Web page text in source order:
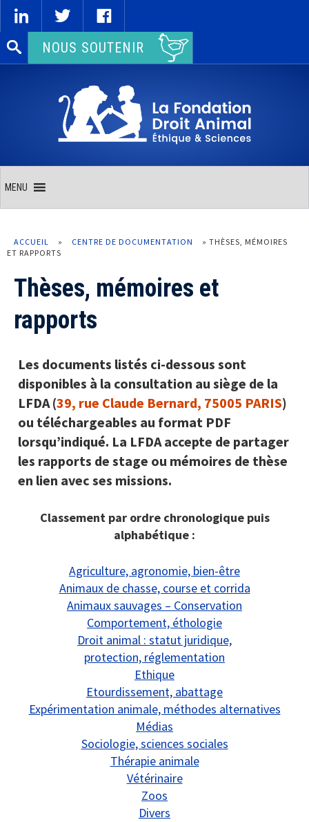
Rechercher :NOUS SOUTENIR
MENU
ACCUEIL » CENTRE DE DOCUMENTATION » THÈSES, MÉMOIRES
ET RAPPORTS
Thèses, mémoires et
rapports
Les documents listés ci-dessous sont
disponibles à la consultation au siège de la
LFDA (39, rue Claude Bernard, 75005 PARIS)
ou téléchargeables au format PDF
lorsqu’indiqué. La LFDA accepte de partager
les rapports de stage ou mémoires de thèse
en lien avec ses missions.
Classement par ordre chronologique puis
alphabétique :
Agriculture, agronomie, bien-être
Animaux de chasse, course et corrida
Animaux sauvages – Conservation
Comportement, éthologie
Droit animal : statut juridique,
protection, réglementation
Ethique
Etourdissement, abattage
Expérimentation animale, méthodes alternatives
Médias
Sociologie, sciences sociales
Thérapie animale
Vétérinaire
Zoos
Divers